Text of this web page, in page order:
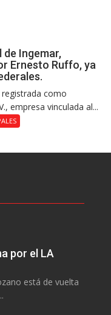
de Ingemar,
Ernesto Ruffo, ya
como
empresa vinculada al...
por el LA
está de vuelta